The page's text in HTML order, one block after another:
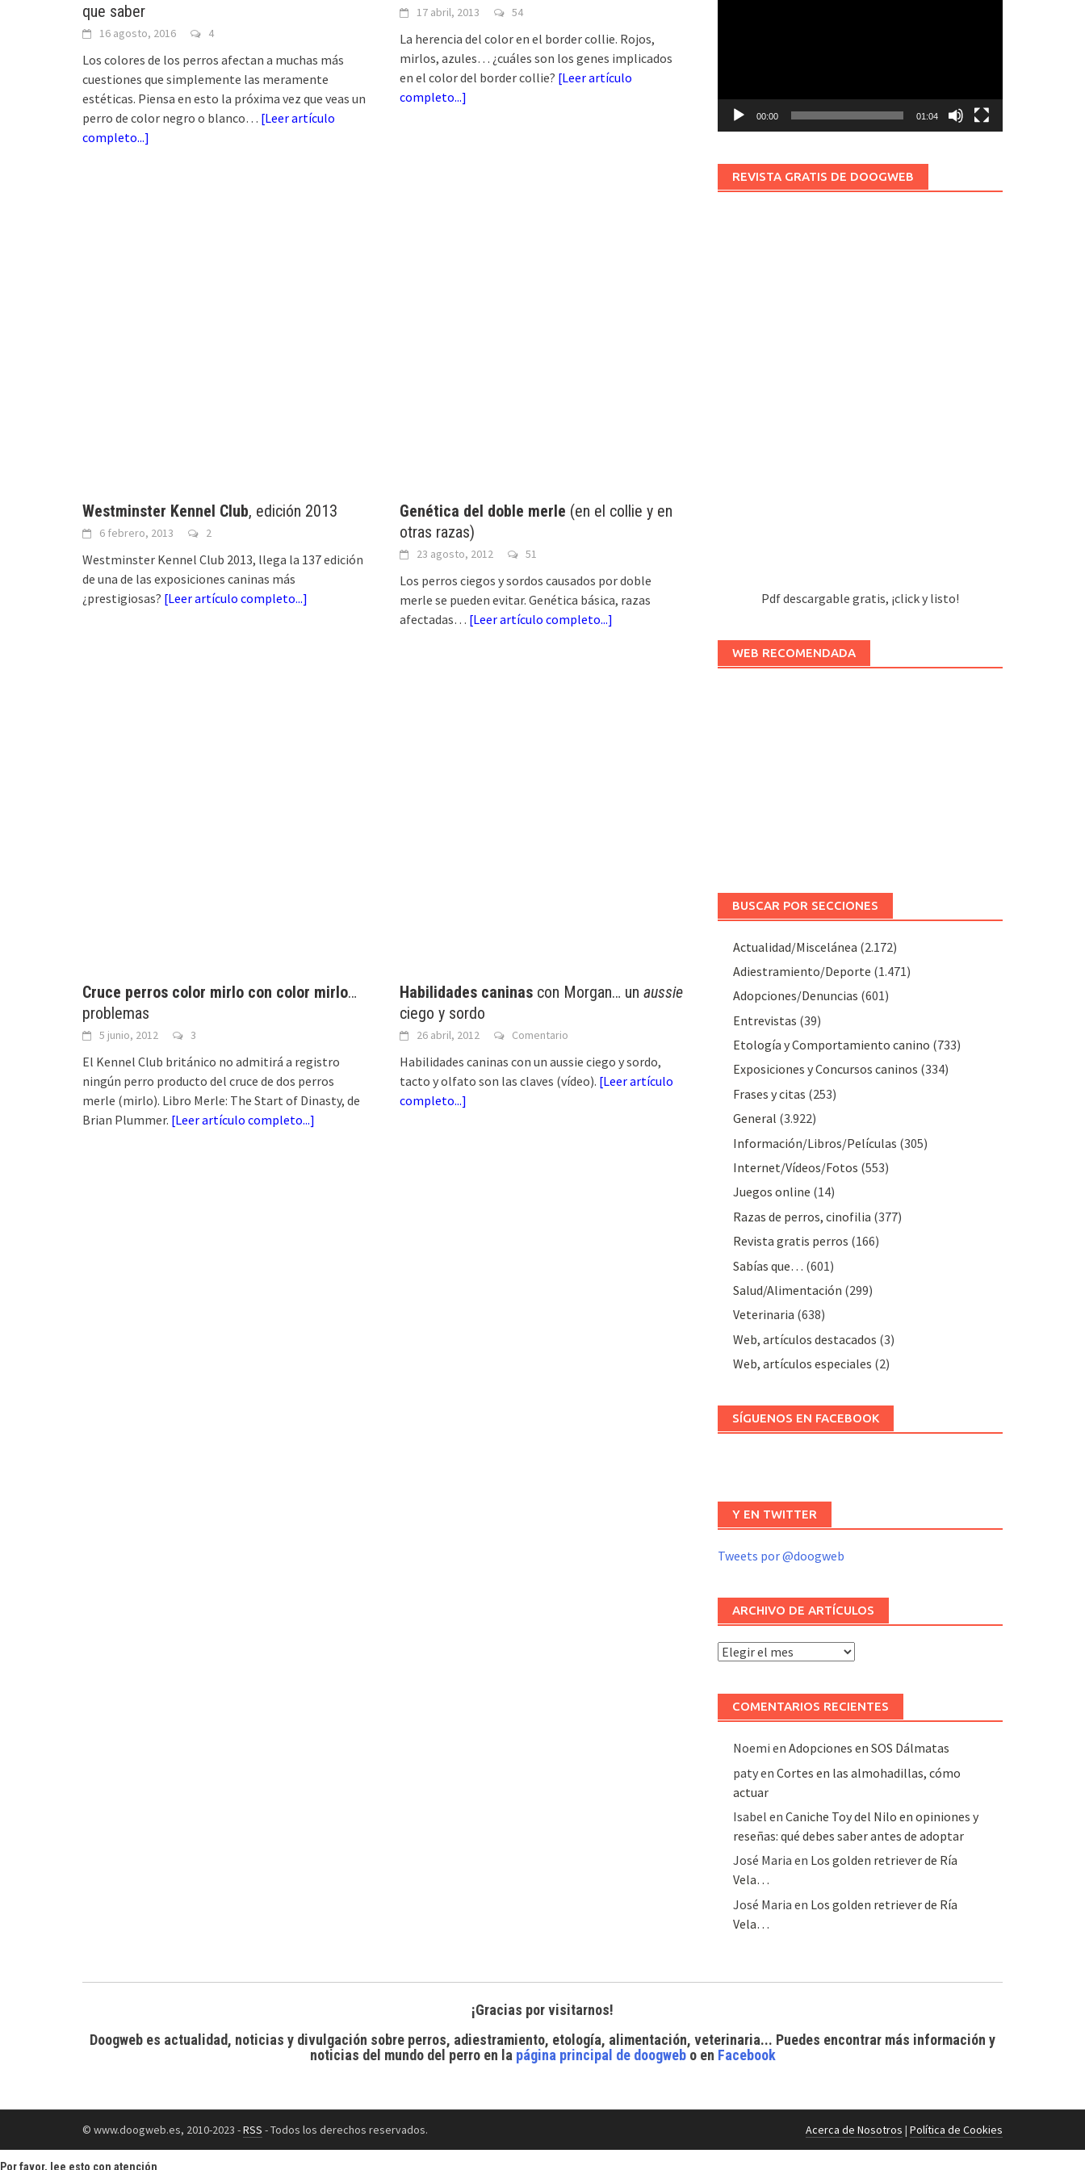
que saber
16 agosto, 2016 4
Los colores de los perros afectan a muchas más
cuestiones que simplemente las meramente
estéticas. Piensa en esto la próxima vez que veas un
perro de color negro o blanco… [Leer artículo
completo...]
17 abril, 2013 54
La herencia del color en el border collie. Rojos,
mirlos, azules… ¿cuáles son los genes implicados
en el color del border collie? [Leer artículo
completo...]
Westminster Kennel Club, edición 2013
6 febrero, 2013 2
Westminster Kennel Club 2013, llega la 137 edición
de una de las exposiciones caninas más
¿prestigiosas? [Leer artículo completo...]
Genética del doble merle (en el collie y en
otras razas)
23 agosto, 2012 51
Los perros ciegos y sordos causados por doble
merle se pueden evitar. Genética básica, razas
afectadas… [Leer artículo completo...]
Cruce perros color mirlo con color mirlo…
problemas
5 junio, 2012 3
El Kennel Club británico no admitirá a registro
ningún perro producto del cruce de dos perros
merle (mirlo). Libro Merle: The Start of Dinasty, de
Brian Plummer. [Leer artículo completo...]
Habilidades caninas con Morgan… unaussie
ciego y sordo
26 abril, 2012 Comentario
Habilidades caninas con un aussie ciego y sordo,
tacto y olfato son las claves (vídeo). [Leer artículo
completo...]
00:00 01:04
REVISTA GRATIS DE DOOGWEB
Pdf descargable gratis, ¡click y listo!
WEB RECOMENDADA
BUSCAR POR SECCIONES
Actualidad/Miscelánea (2.172)
Adiestramiento/Deporte (1.471)
Adopciones/Denuncias (601)
Entrevistas (39)
Etología y Comportamiento canino (733)
Exposiciones y Concursos caninos (334)
Frases y citas (253)
General (3.922)
Información/Libros/Películas (305)
Internet/Vídeos/Fotos (553)
Juegos online (14)
Razas de perros, cinofilia (377)
Revista gratis perros (166)
Sabías que… (601)
Salud/Alimentación (299)
Veterinaria (638)
Web, artículos destacados (3)
Web, artículos especiales (2)
SÍGUENOS EN FACEBOOK
Y EN TWITTER
Tweets por @doogweb
ARCHIVO DE ARTÍCULOS
Archivo
artículos
COMENTARIOS RECIENTES
Noemi en Adopciones en SOS Dálmatas
patyen Cortes en las almohadillas, cómo
actuar
Isabel en Caniche Toy del Nilo en opiniones y
reseñas: qué debes saber antes de adoptar
José Maria en Los golden retriever de Ría
Vela…
José Maria en Los golden retriever de Ría
Vela…
¡Gracias por visitarnos!
Doogweb es actualidad, noticias y divulgación sobre perros, adiestramiento, etología, alimentación, veterinaria... Puedes encontrar más información y
noticias del mundo del perroen la página principal de doogwebo en Facebook
© www.doogweb.es, 2010-2023 -RSS - Todos los derechos reservados. Acerca de Nosotros | Política de Cookies
Por favor, lee esto con atención